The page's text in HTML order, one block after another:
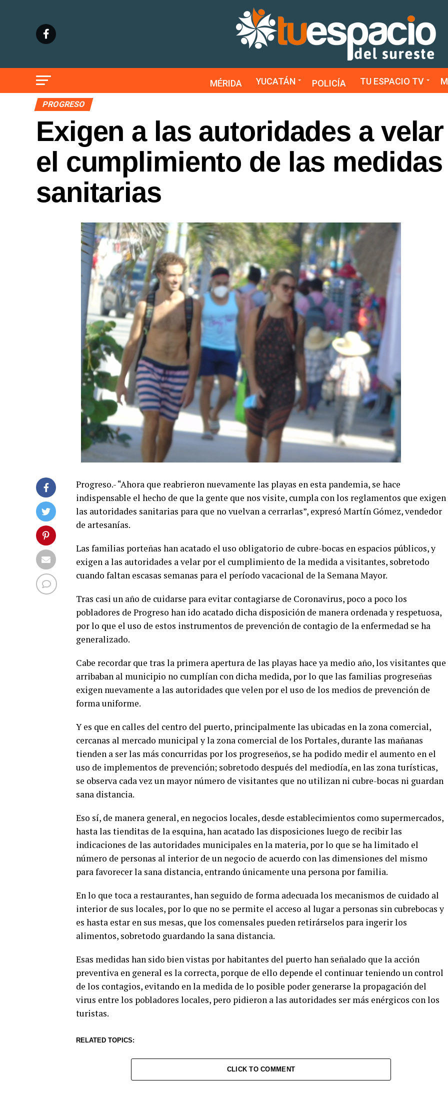
MÉRIDA YUCATÁN POLICÍA TU ESPACIO TV
PROGRESO
Exigen a las autoridades a
el cumplimiento de las medidas
sanitarias
Progreso.- “Ahora que reabrieron nuevamente las playas en esta pandemia, se hace
indispensable el hecho de que la gente que nos visite, cumpla con los reglamentos que exigen
las autoridades sanitarias para que no vuelvan a cerrarlas”, expresó Martín Gómez, vendedor
de artesanías.
Las familias porteñas han acatado el uso obligatorio de cubre-bocas en espacios públicos, y
exigen a las autoridades a velar por el cumplimiento de la medida a visitantes, sobretodo
cuando faltan escasas semanas para el período vacacional de la Semana Mayor.
Tras casi un año de cuidarse para evitar contagiarse de Coronavirus, poco a poco los
pobladores de Progreso han ido acatado dicha disposición de manera ordenada y respetuosa,
por lo que el uso de estos instrumentos de prevención de contagio de la enfermedad se ha
generalizado.
Cabe recordar que tras la primera apertura de las playas hace ya medio año, los visitantes que
arribaban al municipio no cumplían con dicha medida, por lo que las familias progreseñas
exigen nuevamente a las autoridades que velen por el uso de los medios de prevención de
forma uniforme.
Y es que en calles del centro del puerto, principalmente las ubicadas en la zona comercial,
cercanas al mercado municipal y la zona comercial de los Portales, durante las mañanas
tienden a ser las más concurridas por los progreseños, se ha podido medir el aumento en el
uso de implementos de prevención; sobretodo después del mediodía, en las zona turísticas,
se observa cada vez un mayor número de visitantes que no utilizan ni cubre-bocas ni guardan
sana distancia.
Eso sí, de manera general, en negocios locales, desde establecimientos como supermercados,
hasta las tienditas de la esquina, han acatado las disposiciones luego de recibir las
indicaciones de las autoridades municipales en la materia, por lo que se ha limitado el
número de personas al interior de un negocio de acuerdo con las dimensiones del mismo
para favorecer la sana distancia, entrando únicamente una persona por familia.
En lo que toca a restaurantes, han seguido de forma adecuada los mecanismos de cuidado al
interior de sus locales, por lo que no se permite el acceso al lugar a personas sin cubrebocas y
es hasta estar en sus mesas, que los comensales pueden retirárselos para ingerir los
alimentos, sobretodo guardando la sana distancia.
Esas medidas han sido bien vistas por habitantes del puerto han señalado que la acción
preventiva en general es la correcta, porque de ello depende el continuar teniendo un control
de los contagios, evitando en la medida de lo posible poder generarse la propagación del
virus entre los pobladores locales, pero pidieron a las autoridades ser más enérgicos con los
turistas.
RELATED TOPICS:
CLICK TO COMMENT